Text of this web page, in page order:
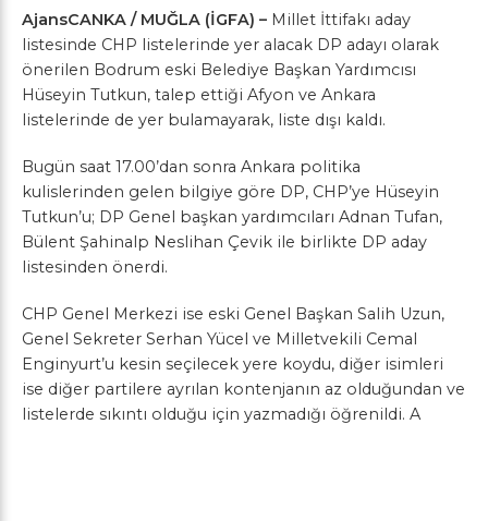
AjansCANKA / MUĞLA (İGFA) – Millet İttifakı aday
listesinde CHP listelerinde yer alacak DP adayı olarak
önerilen Bodrum eski Belediye Başkan Yardımcısı
Hüseyin Tutkun, talep ettiği Afyon ve Ankara
listelerinde de yer bulamayarak, liste dışı kaldı.
Bugün saat 17.00’dan sonra Ankara politika
kulislerinden gelen bilgiye göre DP, CHP’ye Hüseyin
Tutkun’u; DP Genel başkan yardımcıları Adnan Tufan,
Bülent Şahinalp Neslihan Çevik ile birlikte DP aday
listesinden önerdi.
CHP Genel Merkezi ise eski Genel Başkan Salih Uzun,
Genel Sekreter Serhan Yücel ve Milletvekili Cemal
Enginyurt’u kesin seçilecek yere koydu, diğer isimleri
ise diğer partilere ayrılan kontenjanın az olduğundan ve
listelerde sıkıntı olduğu için yazmadığı öğrenildi. A